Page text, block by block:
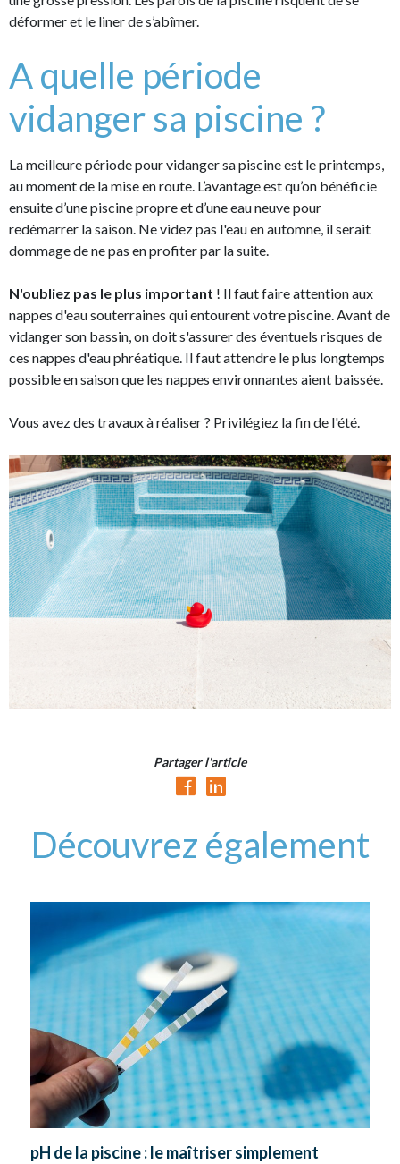
déformer et le liner de s’abîmer.
A quelle période
vidanger sa piscine ?
La meilleure période pour vidanger sa piscine est le printemps,
au moment de la mise en route. L’avantage est qu’on bénéficie
ensuite d’une piscine propre et d’une eau neuve pour
redémarrer la saison. Ne videz pas l'eau en automne, il serait
dommage de ne pas en profiter par la suite.
N'oubliez pas le plus important ! Il faut faire attention aux
nappes d'eau souterraines qui entourent votre piscine. Avant de
vidanger son bassin, on doit s'assurer des éventuels risques de
ces nappes d'eau phréatique. Il faut attendre le plus longtemps
possible en saison que les nappes environnantes aient baissée.
Vous avez des travaux à réaliser ? Privilégiez la fin de l'été.
Partager l'article
Découvrez également
pH de la piscine : le maîtriser simplement